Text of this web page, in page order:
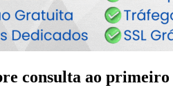
consulta ao